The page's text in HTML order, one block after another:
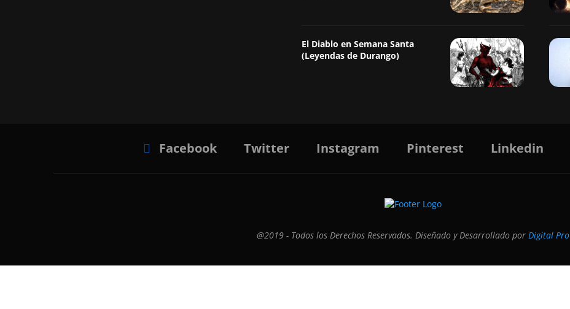
El Diablo en Semana Santa
(Leyendas de Durango)
Facebook Twitter Instagram Pinterest Linkedin
@2019 - Todos los Derechos Reservados. Diseñado y Desarrollado por Digital Pro